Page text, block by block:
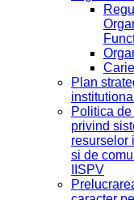
Plan
institutional
Politica
privind
resurselor
si de
IISPV